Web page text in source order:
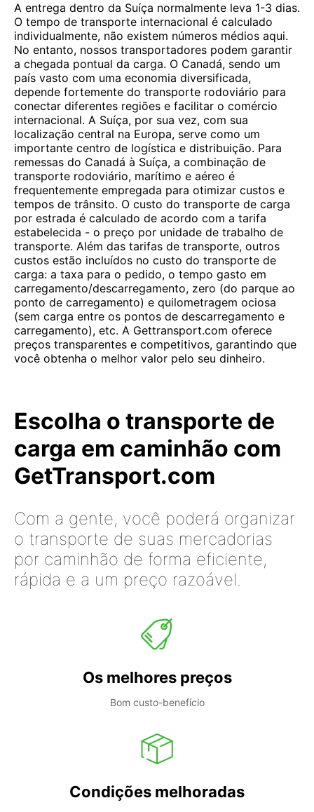
A entrega dentro da Suíça normalmente leva 1-3 dias.
O tempo de transporte internacional é calculado
individualmente, não existem números médios aqui.
No entanto, nossos transportadores podem garantir
a chegada pontual da carga. O Canadá, sendo um
país vasto com uma economia diversificada,
depende fortemente do transporte rodoviário para
conectar diferentes regiões e facilitar o comércio
internacional. A Suíça, por sua vez, com sua
localização central na Europa, serve como um
importante centro de logística e distribuição. Para
remessas do Canadá à Suíça, a combinação de
transporte rodoviário, marítimo e aéreo é
frequentemente empregada para otimizar custos e
tempos de trânsito. O custo do transporte de carga
por estrada é calculado de acordo com a tarifa
estabelecida - o preço por unidade de trabalho de
transporte. Além das tarifas de transporte, outros
custos estão incluídos no custo do transporte de
carga: a taxa para o pedido, o tempo gasto em
carregamento/descarregamento, zero (do parque ao
ponto de carregamento) e quilometragem ociosa
(sem carga entre os pontos de descarregamento e
carregamento), etc. A Gettransport.com oferece
preços transparentes e competitivos, garantindo que
você obtenha o melhor valor pelo seu dinheiro.
Escolha o transporte de
carga em caminhão com
GetTransport.com
Com a gente, você poderá organizar
o transporte de suas mercadorias
por caminhão de forma eficiente,
rápida e a um preço razoável.
Os melhores preços
Bom custo-benefício
Condições melhoradas